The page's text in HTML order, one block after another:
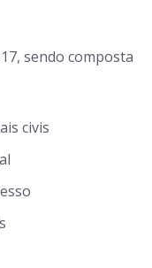
sendo composta
civis